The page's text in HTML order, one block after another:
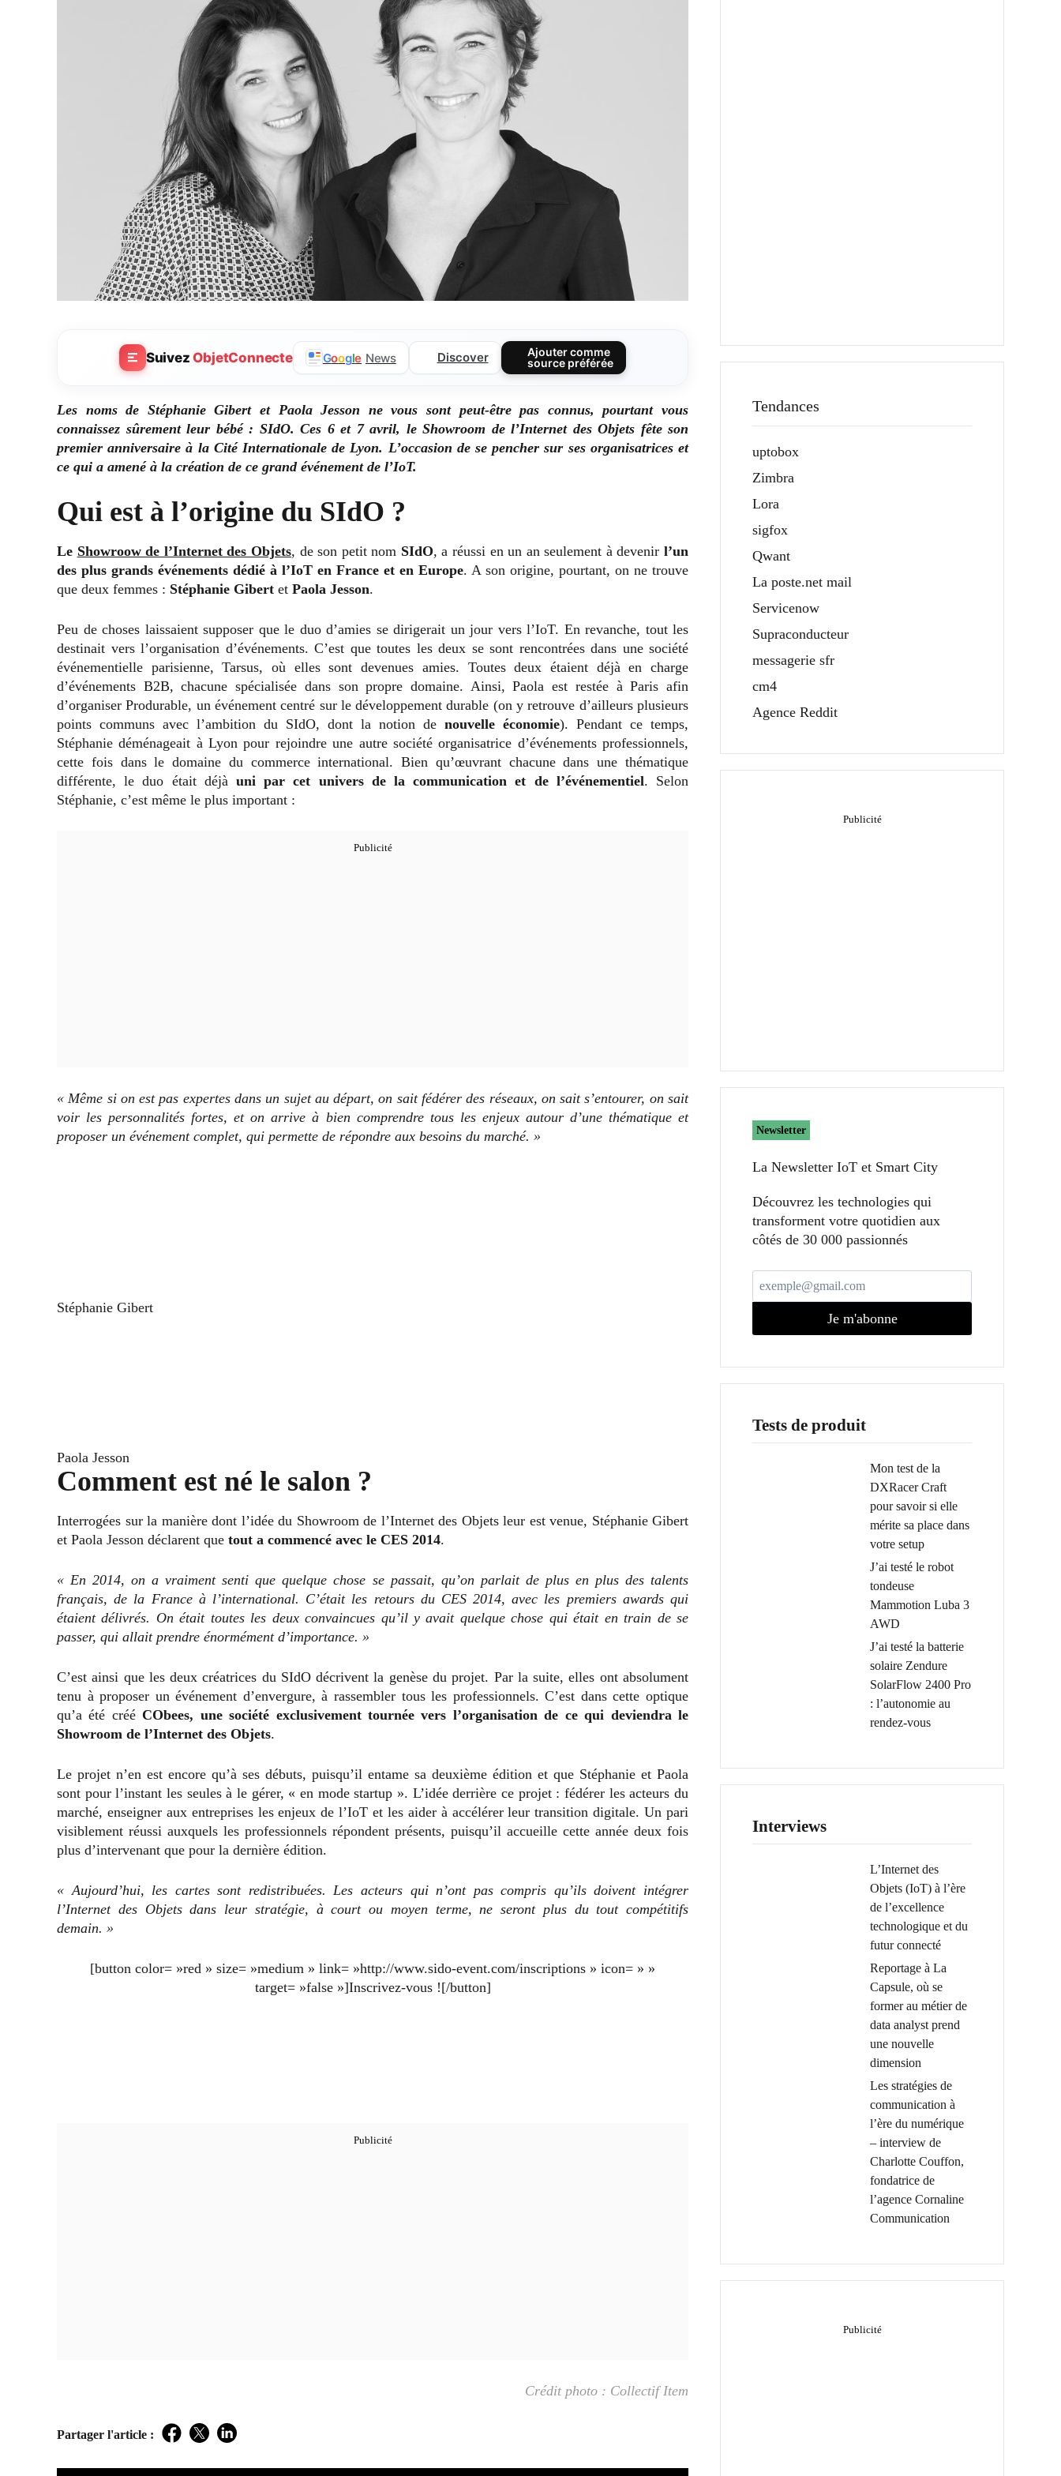
SuivezObjetConnecte Google News Discover
Ajouter comme
source préférée
Les noms de Stéphanie Gibert et Paola Jesson ne vous sont peut-être pas connus, pourtant vous
connaissez sûrement leur bébé : SIdO. Ces 6 et 7 avril, le Showroom de l’Internet des Objets fête son
premier anniversaire à la Cité Internationale de Lyon. L’occasion de se pencher sur ses organisatrices et
ce qui a amené à la création de ce grand événement de l’IoT.
Qui est à l’origine du SIdO ?
Le Showroow de l’Internet des Objets, de son petit nom SIdO, a réussi en un an seulement à devenirl’un
des plus grands événements dédié à l’IoT en France et en Europe. A son origine, pourtant, on ne trouve
que deux femmes : Stéphanie Gibert et Paola Jesson.
Peu de choses laissaient supposer que le duo d’amies se dirigerait un jour vers l’IoT. En revanche, tout les
destinait vers l’organisation d’événements. C’est que toutes les deux se sont rencontrées dans une société
événementielle parisienne, Tarsus, où elles sont devenues amies. Toutes deux étaient déjà en charge
d’événements B2B, chacune spécialisée dans son propre domaine. Ainsi, Paola est restée à Paris afin
d’organiser Produrable, un événement centré sur le développement durable (on y retrouve d’ailleurs plusieurs
points communs avec l’ambition du SIdO, dont la notion de nouvelle économie). Pendant ce temps,
Stéphanie déménageait à Lyon pour rejoindre une autre société organisatrice d’événements professionnels,
cette fois dans le domaine du commerce international. Bien qu’œuvrant chacune dans une thématique
différente, le duo était déjà uni par cet univers de la communication et de l’événementiel. Selon
Stéphanie, c’est même le plus important :
« Même si on est pas expertes dans un sujet au départ, on sait fédérer des réseaux, on sait s’entourer, on sait
voir les personnalités fortes, et on arrive à bien comprendre tous les enjeux autour d’une thématique et
proposer un événement complet, qui permette de répondre aux besoins du marché. »
Stéphanie Gibert
Paola Jesson
Comment est né le salon ?
Interrogées sur la manière dont l’idée du Showroom de l’Internet des Objets leur est venue, Stéphanie Gibert
et Paola Jesson déclarent que tout a commencé avec le CES 2014.
« En 2014, on a vraiment senti que quelque chose se passait, qu’on parlait de plus en plus des talents
français, de la France à l’international. C’était les retours du CES 2014, avec les premiers awards qui
étaient délivrés. On était toutes les deux convaincues qu’il y avait quelque chose qui était en train de se
passer, qui allait prendre énormément d’importance. »
C’est ainsi que les deux créatrices du SIdO décrivent la genèse du projet. Par la suite, elles ont absolument
tenu à proposer un événement d’envergure, à rassembler tous les professionnels. C’est dans cette optique
qu’a été créé CObees, une société exclusivement tournée vers l’organisation de ce qui deviendra le
Showroom de l’Internet des Objets.
Le projet n’en est encore qu’à ses débuts, puisqu’il entame sa deuxième édition et que Stéphanie et Paola
sont pour l’instant les seules à le gérer, « en mode startup ». L’idée derrière ce projet : fédérer les acteurs du
marché, enseigner aux entreprises les enjeux de l’IoT et les aider à accélérer leur transition digitale. Un pari
visiblement réussi auxquels les professionnels répondent présents, puisqu’il accueille cette année deux fois
plus d’intervenant que pour la dernière édition.
« Aujourd’hui, les cartes sont redistribuées. Les acteurs qui n’ont pas compris qu’ils doivent intégrer
l’Internet des Objets dans leur stratégie, à court ou moyen terme, ne seront plus du tout compétitifs
demain. »
[button color= »red » size= »medium » link= »http://www.sido-event.com/inscriptions » icon= » »
target= »false »]Inscrivez-vous ![/button]
Crédit photo : Collectif Item
Partager l'article : Facebook
TwitterLinkedIn
Tendances
uptobox
Zimbra
Lora
sigfox
Qwant
La poste.net mail
Servicenow
Supraconducteur
messagerie sfr
cm4
Agence Reddit
Newsletter
La Newsletter IoT et Smart City​
Découvrez les technologies qui
transforment votre quotidien aux
côtés de 30 000 passionnés
Je m'abonne
Tests de produit
Mon test de la
DXRacer Craft
pour savoir si elle
mérite sa place dans
votre setup
J’ai testé le robot
tondeuse
Mammotion Luba 3
AWD
J’ai testé la batterie
solaire Zendure
SolarFlow 2400 Pro
: l’autonomie au
rendez-vous
Interviews
L’Internet des
Objets (IoT) à l’ère
de l’excellence
technologique et du
futur connecté
Reportage à La
Capsule, où se
former au métier de
data analyst prend
une nouvelle
dimension
Les stratégies de
communication à
l’ère du numérique
– interview de
Charlotte Couffon,
fondatrice de
l’agence Cornaline
Communication